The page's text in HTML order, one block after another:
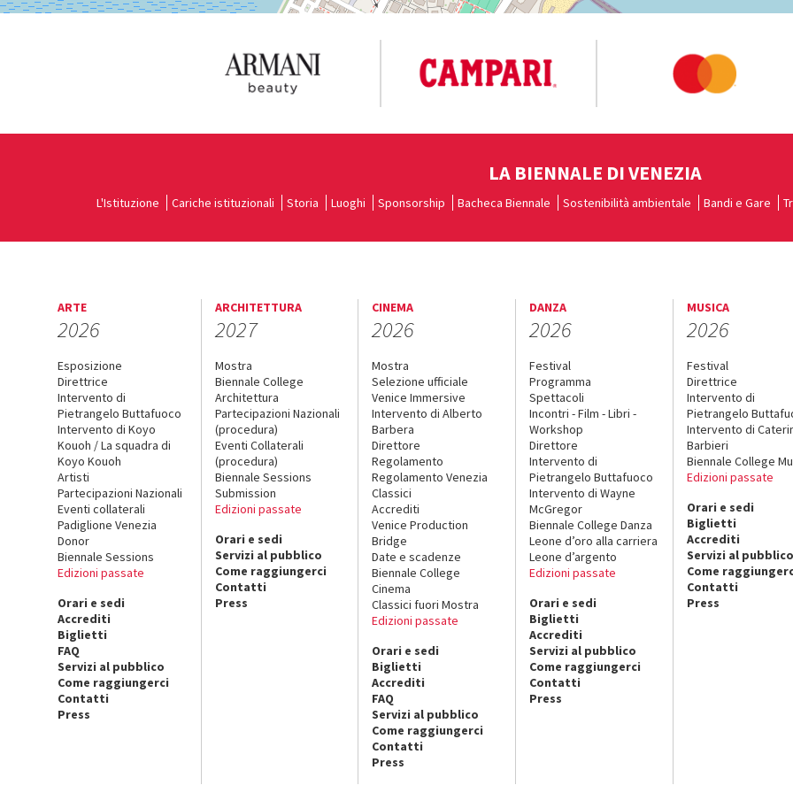
LA BIENNALE DI VENEZIA
L'Istituzione Cariche istituzionali Storia Luoghi Sponsorship Bacheca Biennale Sostenibilità ambientale Bandi e Gare
ARTE
2026
Esposizione
Direttrice
Intervento di
Pietrangelo Buttafuoco
Intervento di Koyo
Kouoh / La squadra di
Koyo Kouoh
Artisti
Partecipazioni Nazionali
Eventi collaterali
Padiglione Venezia
Donor
Biennale Sessions
Edizioni passate
Orari e sedi
Accrediti
Biglietti
FAQ
Servizi al pubblico
Come raggiungerci
Contatti
Press
ARCHITETTURA
2027
Mostra
Biennale College
Architettura
Partecipazioni Nazionali
(procedura)
Eventi Collaterali
(procedura)
Biennale Sessions
Submission
Edizioni passate
Orari e sedi
Servizi al pubblico
Come raggiungerci
Contatti
Press
CINEMA
2026
Mostra
Selezione ufficiale
Venice Immersive
Intervento di Alberto
Barbera
Direttore
Regolamento
Regolamento Venezia
Classici
Accrediti
Venice Production
Bridge
Date e scadenze
Biennale College
Cinema
Classici fuori Mostra
Edizioni passate
Orari e sedi
Biglietti
Accrediti
FAQ
Servizi al pubblico
Come raggiungerci
Contatti
Press
DANZA
2026
Festival
Programma
Spettacoli
Incontri - Film - Libri -
Workshop
Direttore
Intervento di
Pietrangelo Buttafuoco
Intervento di Wayne
McGregor
Biennale College Danza
Leone d’oro alla carriera
Leone d’argento
Edizioni passate
Orari e sedi
Biglietti
Accrediti
Servizi al pubblico
Come raggiungerci
Contatti
Press
MUSICA
2026
Festival
Direttrice
Intervento di
Pietrangelo
Intervento di
Barbieri
Biennale College
Edizioni passate
Orari e sedi
Biglietti
Accrediti
Servizi al pubblico
Come
Contatti
Press